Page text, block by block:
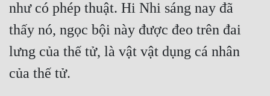
như có phép thuật. Hi Nhi sáng nay đã
thấy nó, ngọc bội này được đeo trên đai
lưng của thế tử, là vật vật dụng cá nhân
của thế tử.